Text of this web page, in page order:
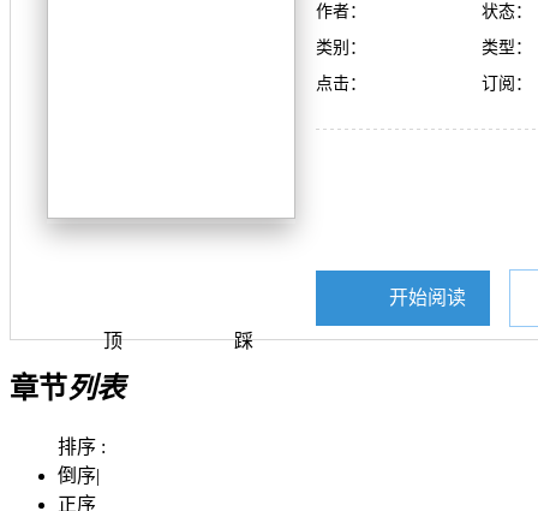
顶 踩
作者：
状态：
类别：
类型：
点击：
订阅：
开始阅读
章节列表
排序 :
倒序|
正序